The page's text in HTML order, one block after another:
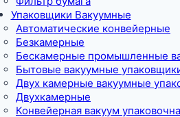
Упаковщики Вакуумные
Автоматические конвейерные
Безкамерные
Бескамерные промышленные
Бытовые вакуумные
Двух камерные вакуумные
Двухкамерные
Конвейерная вакуум